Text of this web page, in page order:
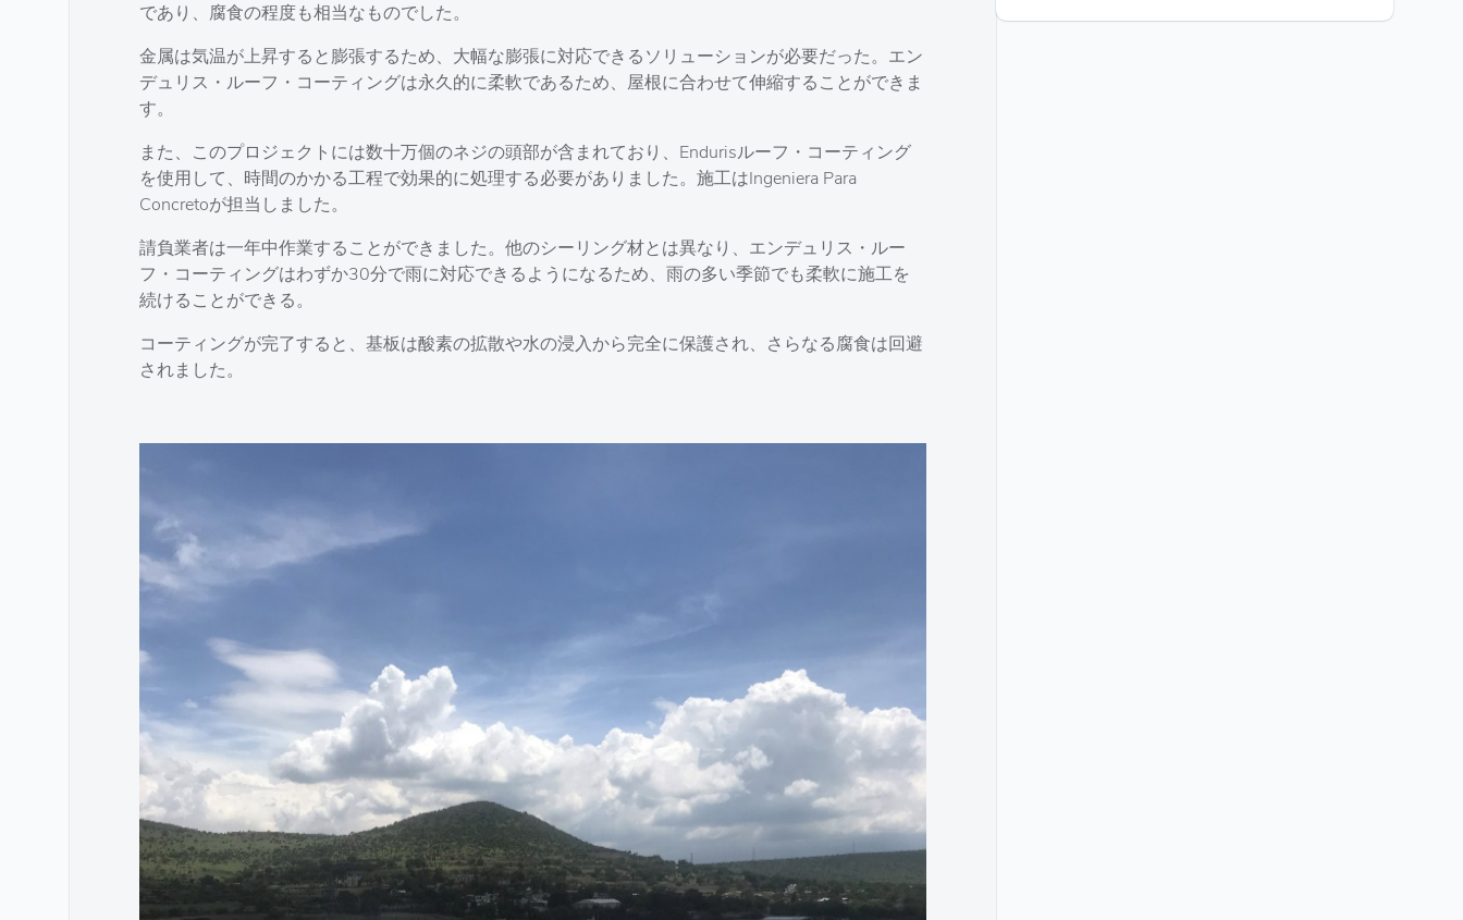
であり、腐食の程度も相当なものでした。
金属は気温が上昇すると膨張するため、大幅な膨張に対応できるソリューションが必要だった。エン
デュリス・ルーフ・コーティングは永久的に柔軟であるため、屋根に合わせて伸縮することができま
す。
また、このプロジェクトには数十万個のネジの頭部が含まれており、Endurisルーフ・コーティング
を使用して、時間のかかる工程で効果的に処理する必要がありました。施工はIngeniera Para
Concretoが担当しました。
請負業者は一年中作業することができました。他のシーリング材とは異なり、エンデュリス・ルー
フ・コーティングはわずか30分で雨に対応できるようになるため、雨の多い季節でも柔軟に施工を
続けることができる。
コーティングが完了すると、基板は酸素の拡散や水の浸入から完全に保護され、さらなる腐食は回避
されました。